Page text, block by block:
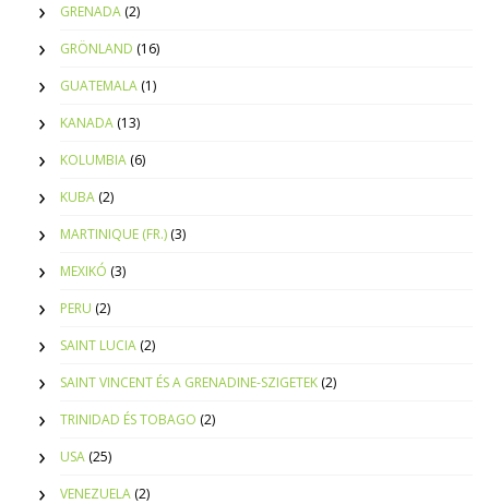
GRENADA (2)
GRÖNLAND (16)
GUATEMALA (1)
KANADA (13)
KOLUMBIA (6)
KUBA (2)
MARTINIQUE (FR.) (3)
MEXIKÓ (3)
PERU (2)
SAINT LUCIA (2)
SAINT VINCENT ÉS A GRENADINE-SZIGETEK (2)
TRINIDAD ÉS TOBAGO (2)
USA (25)
VENEZUELA (2)